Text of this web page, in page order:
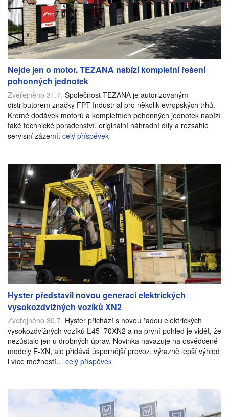
Nejde jen o motor. TEZANA nabízí kompletní řešení
pohonných jednotek
Zveřejněno 31.7. Společnost TEZANA je autorizovaným
distributorem značky FPT Industrial pro několik evropských trhů.
Kromě dodávek motorů a kompletních pohonných jednotek nabízí
také technické poradenství, originální náhradní díly a rozsáhlé
servisní zázemí. celý příspěvek
Hyster představil novou generaci elektrických
vysokozdvižných vozíků XN2
Zveřejněno 30.7. Hyster přichází s novou řadou elektrických
vysokozdvižných vozíků E45–70XN2 a na první pohled je vidět, že
nezůstalo jen u drobných úprav. Novinka navazuje na osvědčené
modely E-XN, ale přidává úspornější provoz, výrazně lepší výhled
i více možností… celý příspěvek